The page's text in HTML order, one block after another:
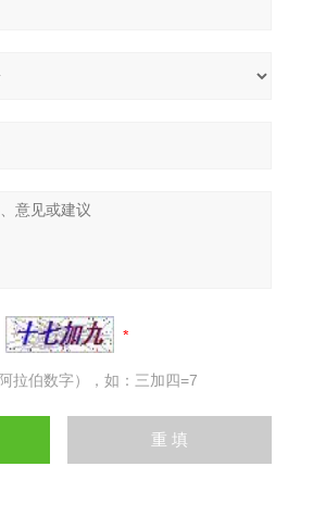
拉伯数字），如：三加四=7